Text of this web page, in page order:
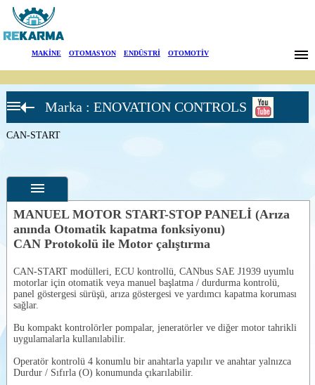
MAKİNE| OTOMASYON| ENDÜSTRİ| OTOMOTİV
Hakkımızda
İletişim
Marka : ENOVATION CONTROLS
Dizel motor
panoları-
Powercore
Dizel Motor
MPC-20
Dizel Motor
Paneli-TEC-
Paneli-
CASCADE
Anahtarlı
Jeneratör
Panosu-
KEYSTART
CAN-START
Özellikler
Fotoğraflar
--Genel
Ürün
Fotoğrafları
Videolar
Dokümanlar
MANUEL MOTOR START-STOP PANELİ (Arıza
anında Otomatik kapatma fonksiyonu)
CAN Protokolü ile Motor çalıştırma
CAN-START modülleri, ECU kontrollü, CANbus SAE J1939 uyumlu
motorlar için otomatik veya manuel başlatma / durdurma kontrolü,
panel göstergesi sürüşü, arıza göstergesi ve yardımcı kapatma koruması
sağlar.
Bu kompakt kontrolörler pompalar, jeneratörler ve diğer motor tahrikli
uygulamalarla kullanılabilir.
Operatör kontrolü 4 konumlu bir anahtarla yapılır ve anahtar yalnızca
Durdur / Sıfırla (O) konumunda çıkarılabilir.